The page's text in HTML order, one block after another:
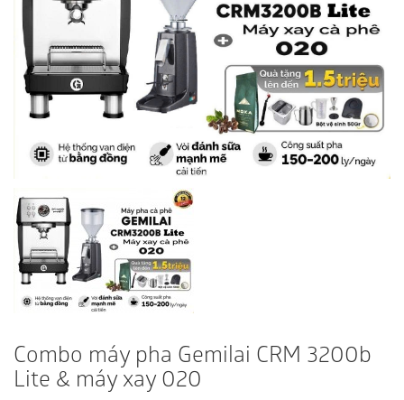
Combo máy pha Gemilai CRM 3200b
Lite & máy xay 020